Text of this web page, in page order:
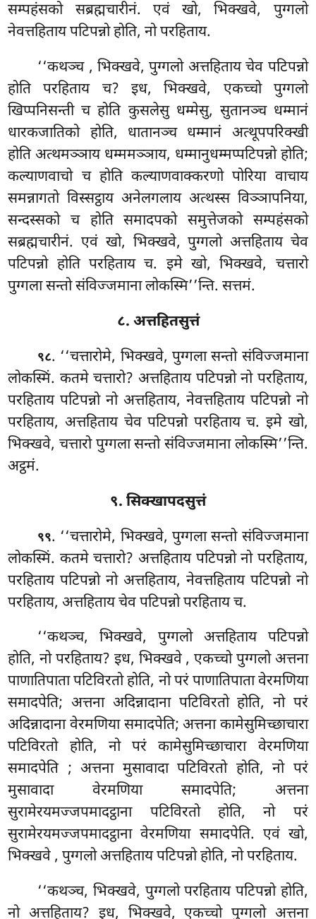
सम्पहंसको सब्रह्मचारीनं. एवं खो, भिक्खवे, पुग्गलो
नेवत्तहिताय पटिपन्नो होति, नो परहिताय.
‘‘कथञ्च , भिक्खवे, पुग्गलो अत्तहिताय चेव पटिपन्नो
होति परहिताय च? इध, भिक्खवे, एकच्चो पुग्गलो
खिप्पनिसन्ती च होति कुसलेसु धम्मेसु, सुतानञ्च धम्मानं
धारकजातिको होति, धातानञ्च धम्मानं अत्थूपपरिक्खी
होति अत्थमञ्ञाय धम्ममञ्ञाय, धम्मानुधम्मप्पटिपन्नो होति;
कल्याणवाचो च होति कल्याणवाक्करणो पोरिया वाचाय
समन्नागतो विस्सट्ठाय अनेलगलाय अत्थस्स विञ्ञापनिया,
सन्दस्सको च होति समादपको समुत्तेजको सम्पहंसको
सब्रह्मचारीनं. एवं खो, भिक्खवे, पुग्गलो अत्तहिताय चेव
पटिपन्नो होति परहिताय च. इमे खो, भिक्खवे, चत्तारो
पुग्गला सन्तो संविज्जमाना लोकस्मि’’न्ति. सत्तमं.
८. अत्तहितसुत्तं
९८. ‘‘चत्तारोमे, भिक्खवे, पुग्गला सन्तो संविज्जमाना
लोकस्मिं. कतमे चत्तारो? अत्तहिताय पटिपन्नो नो परहिताय,
परहिताय पटिपन्नो नो अत्तहिताय, नेवत्तहिताय पटिपन्नो नो
परहिताय, अत्तहिताय चेव पटिपन्नो परहिताय च. इमे खो,
भिक्खवे, चत्तारो पुग्गला सन्तो संविज्जमाना लोकस्मि’’न्ति.
अट्ठमं.
९. सिक्खापदसुत्तं
९९. ‘‘चत्तारोमे, भिक्खवे, पुग्गला सन्तो संविज्जमाना
लोकस्मिं. कतमे चत्तारो? अत्तहिताय पटिपन्नो नो परहिताय,
परहिताय पटिपन्नो नो अत्तहिताय, नेवत्तहिताय पटिपन्नो नो
परहिताय, अत्तहिताय चेव पटिपन्नो परहिताय च.
‘‘कथञ्च, भिक्खवे, पुग्गलो अत्तहिताय पटिपन्नो
होति, नो परहिताय? इध, भिक्खवे , एकच्चो पुग्गलो अत्तना
पाणातिपाता पटिविरतो होति, नो परं पाणातिपाता वेरमणिया
समादपेति; अत्तना अदिन्नादाना पटिविरतो होति, नो परं
अदिन्नादाना वेरमणिया समादपेति; अत्तना कामेसुमिच्छाचारा
पटिविरतो होति, नो परं कामेसुमिच्छाचारा वेरमणिया
समादपेति ; अत्तना मुसावादा पटिविरतो होति, नो परं
मुसावादा वेरमणिया समादपेति; अत्तना
सुरामेरयमज्जपमादट्ठाना पटिविरतो होति, नो परं
सुरामेरयमज्जपमादट्ठाना वेरमणिया समादपेति. एवं खो,
भिक्खवे , पुग्गलो अत्तहिताय पटिपन्नो होति, नो परहिताय.
‘‘कथञ्च, भिक्खवे, पुग्गलो परहिताय पटिपन्नो होति,
नो अत्तहिताय? इध, भिक्खवे, एकच्चो पुग्गलो अत्तना